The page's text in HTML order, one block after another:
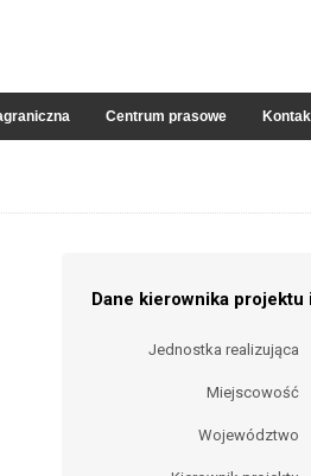
Centrum prasowe
Dane kierownika
Jednostka realizująca
Miejscowość
Województwo